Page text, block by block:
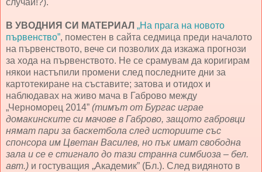
случаи!?).
В УВОДНИЯ СИ МАТЕРИАЛ „На прага на новото
първенство”, поместен в сайта седмица преди началото
на първенството, вече си позволих да изкажа прогнози
за хода на първенството. Не се срамувам да коригирам
някои настъпили промени след последните дни за
картотекиране на съставите; затова и отидох и
наблюдавах на живо мача в Габрово между
„Черноморец 2014” (тимът от Бургас играе
домакинските си мачове в Габрово, защото габровци
нямат пари за баскетбола след историите със
спонсора им Цветан Василев, но пък имат свободна
зала и се е стигнало до тази странна симбиоза – бел.
авт.) и гостуващия „Академик” (Бл.). След видяното в